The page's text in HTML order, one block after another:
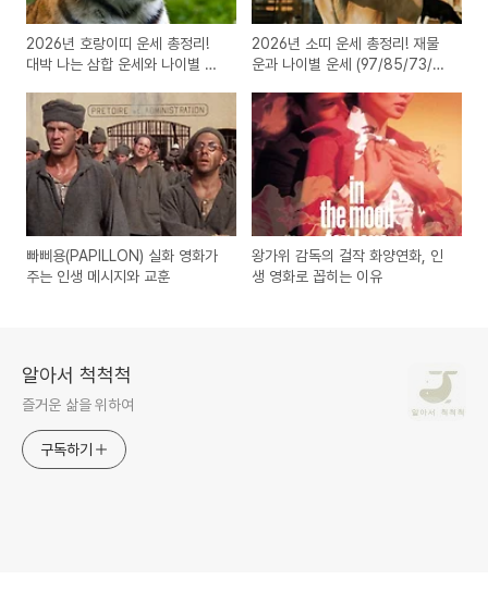
2026년 호랑이띠 운세 총정리!
대박 나는 삼합 운세와 나이별 풀
2026년 소띠 운세 총정리! 재물
운과 나이별 운세 (97/85/73/61
빠삐용(PAPILLON) 실화 영화가
주는 인생 메시지와 교훈
왕가위 감독의 걸작 화양연화, 인
생 영화로 꼽히는 이유
알아서 척척척
즐거운 삶을 위하여
구독하기